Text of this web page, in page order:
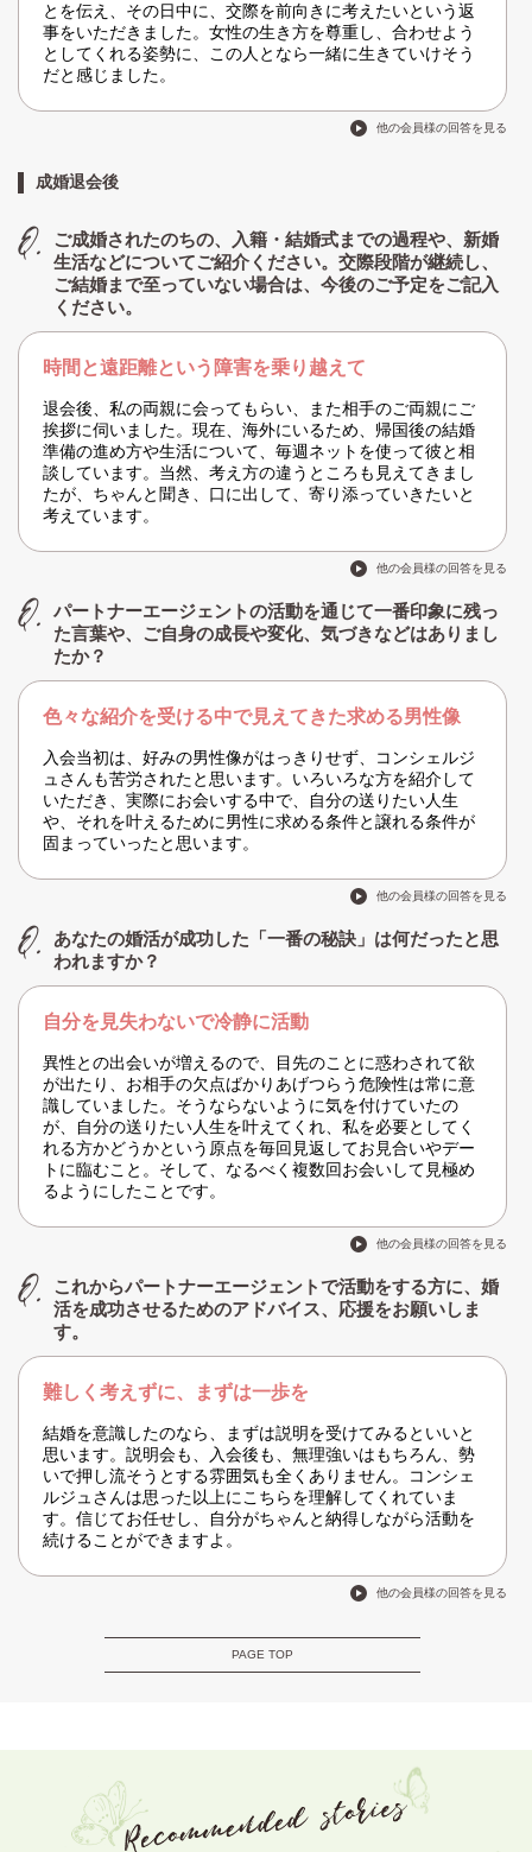
とを伝え、その日中に、交際を前向きに考えたいという返
事をいただきました。女性の生き方を尊重し、合わせよう
としてくれる姿勢に、この人となら一緒に生きていけそう
だと感じました。
他の会員様の回答を見る
成婚退会後
ご成婚されたのちの、入籍・結婚式までの過程や、新婚
生活などについてご紹介ください。交際段階が継続し、
ご結婚まで至っていない場合は、今後のご予定をご記入
ください。
時間と遠距離という障害を乗り越えて
退会後、私の両親に会ってもらい、また相手のご両親にご
挨拶に伺いました。現在、海外にいるため、帰国後の結婚
準備の進め方や生活について、毎週ネットを使って彼と相
談しています。当然、考え方の違うところも見えてきまし
たが、ちゃんと聞き、口に出して、寄り添っていきたいと
考えています。
他の会員様の回答を見る
パートナーエージェントの活動を通じて一番印象に残っ
た言葉や、ご自身の成長や変化、気づきなどはありまし
たか？
色々な紹介を受ける中で見えてきた求める男性像
入会当初は、好みの男性像がはっきりせず、コンシェルジ
ュさんも苦労されたと思います。いろいろな方を紹介して
いただき、実際にお会いする中で、自分の送りたい人生
や、それを叶えるために男性に求める条件と譲れる条件が
固まっていったと思います。
他の会員様の回答を見る
あなたの婚活が成功した「一番の秘訣」は何だったと思
われますか？
自分を見失わないで冷静に活動
異性との出会いが増えるので、目先のことに惑わされて欲
が出たり、お相手の欠点ばかりあげつらう危険性は常に意
識していました。そうならないように気を付けていたの
が、自分の送りたい人生を叶えてくれ、私を必要としてく
れる方かどうかという原点を毎回見返してお見合いやデー
トに臨むこと。そして、なるべく複数回お会いして見極め
るようにしたことです。
他の会員様の回答を見る
これからパートナーエージェントで活動をする方に、婚
活を成功させるためのアドバイス、応援をお願いしま
す。
難しく考えずに、まずは一歩を
結婚を意識したのなら、まずは説明を受けてみるといいと
思います。説明会も、入会後も、無理強いはもちろん、勢
いで押し流そうとする雰囲気も全くありません。コンシェ
ルジュさんは思った以上にこちらを理解してくれていま
す。信じてお任せし、自分がちゃんと納得しながら活動を
続けることができますよ。
他の会員様の回答を見る
PAGE TOP